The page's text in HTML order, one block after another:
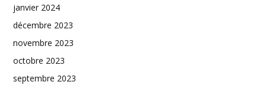
janvier 2024
décembre 2023
novembre 2023
octobre 2023
septembre 2023